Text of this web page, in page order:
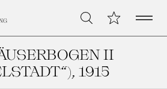
Suche Meine Open
II
, 1915